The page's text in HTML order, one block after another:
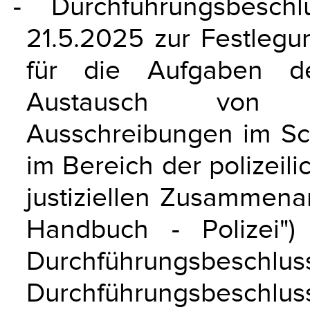
-
21.5.2025 zur
für die Aufgaben
Austausch von
Ausschreibungen im
im Bereich der
justiziellen
Handbuch -